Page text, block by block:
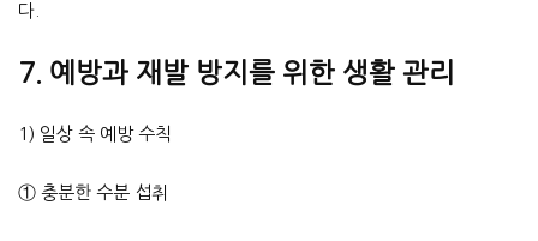
다.
7. 예방과 재발 방지를 위한 생활 관리
1) 일상 속 예방 수칙
① 충분한 수분 섭취